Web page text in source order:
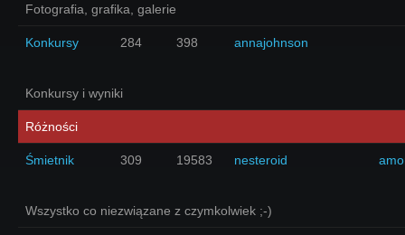
Fotografia, grafika, galerie
Konkursy 284 398 annajohnson
Konkursy i wyniki
Różności
Śmietnik 309 19583 nesteroid
Wszystko co niezwiązane z czymkolwiek ;-)